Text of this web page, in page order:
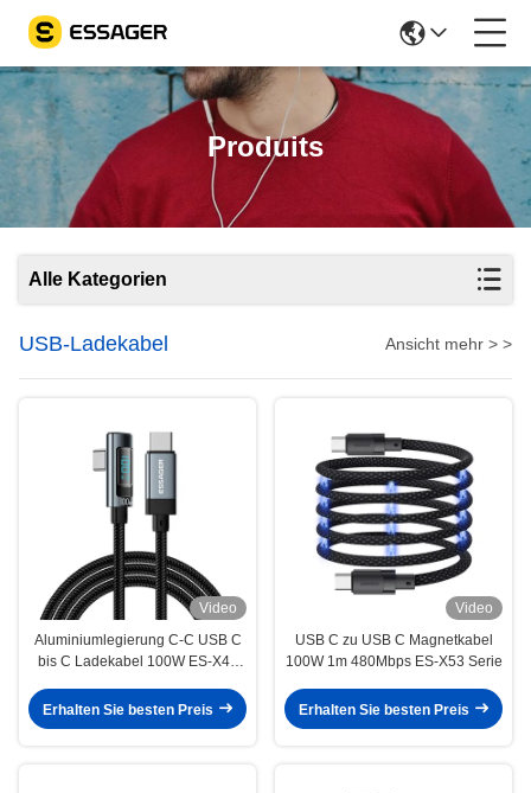
Produits
Alle Kategorien
USB-Ladekabel Ansicht mehr > >
Video
Aluminiumlegierung C-C USB C
bis C Ladekabel 100W ES-X47
Erhalten Sie besten Preis
Video
USB C zu USB C Magnetkabel
100W 1m 480Mbps ES-X53 Serie
Erhalten Sie besten Preis